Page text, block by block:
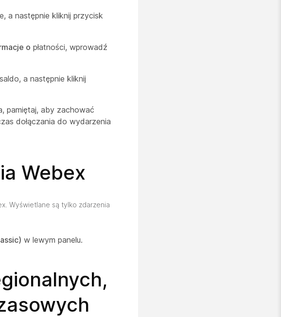
a następnie kliknij przycisk
o płatności, wprowadź
a następnie kliknij
pamiętaj, aby zachować
dołączania do wydarzenia
Webex
Wyświetlane są tylko zdarzenia
w lewym panelu.